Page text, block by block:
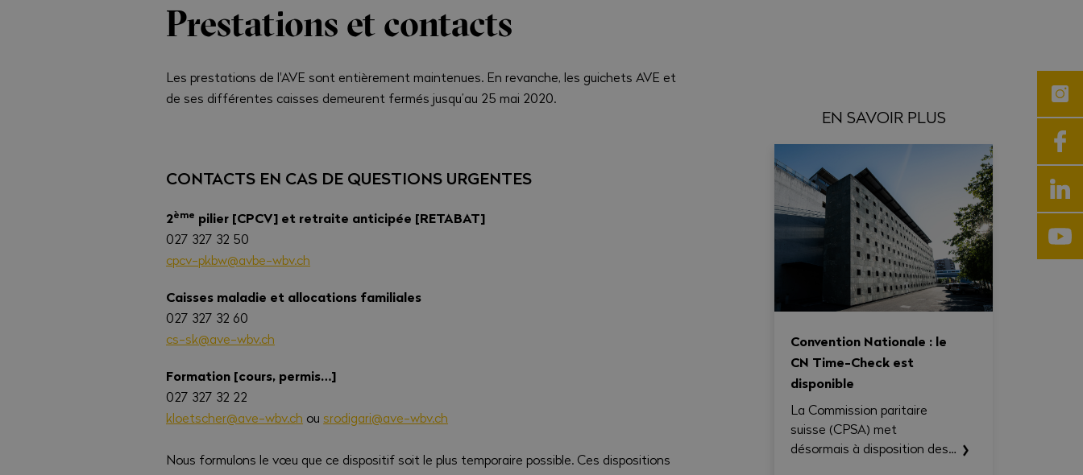
Prestations et contacts
Les prestations de l'AVE sont entièrement maintenues. En revanche, les guichets AVE et
de ses différentes caisses demeurent fermés jusqu’au 25 mai 2020.
CONTACTS EN CAS DE QUESTIONS URGENTES
2ème pilier [CPCV] et retraite anticipée [RETABAT]
027 327 32 50
cpcv-pkbw@avbe-wbv.ch
Caisses maladie et allocations familiales
027 327 32 60
cs-sk@ave-wbv.ch
Formation [cours, permis…]
027 327 32 22
kloetscher@ave-wbv.ch ou srodigari@ave-wbv.ch
Nous formulons le vœu que ce dispositif soit le plus temporaire possible. Ces dispositions
EN SAVOIR PLUS
Convention Nationale : le
CN Time-Check est
disponible
La Commission paritaire
suisse (CPSA) met
désormais à disposition des